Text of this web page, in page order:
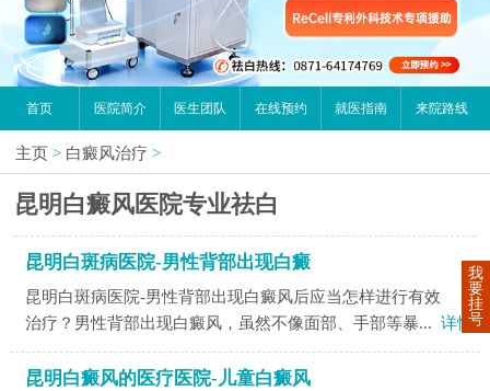
首页 医院简介 医生团队 在线预约 就医指南 来院路线
主页 > 白癜风治疗 >
昆明白癜风医院专业祛白
昆明白斑病医院-男性背部出现白癜
昆明白斑病医院-男性背部出现白癜风后应当怎样进行有效
治疗？男性背部出现白癜风，虽然不像面部、手部等暴... 详情
昆明白癜风的医疗医院-儿童白癜风
我
要
挂
号